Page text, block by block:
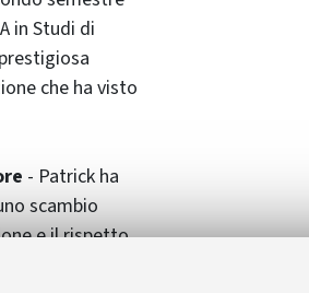
in Studi di
che ha visto
- Patrick ha
scambio
e il rispetto